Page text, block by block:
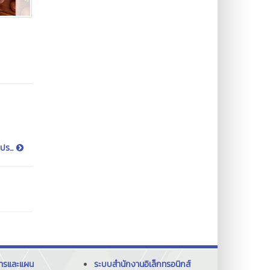
ร...
รและแผน ระบบสำนักงานอิเล็กทรอนิกส์